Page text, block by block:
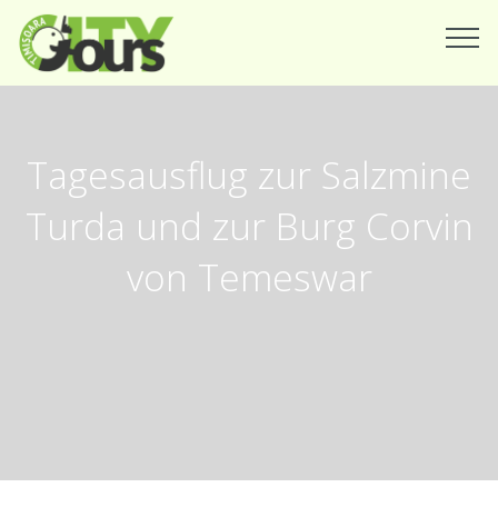
Tagesausflug zur Salzmine
Turda und zur Burg Corvin
von Temeswar